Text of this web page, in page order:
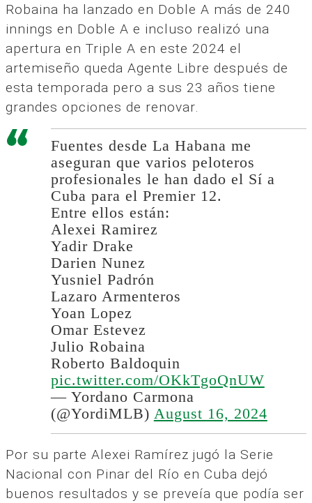
Robaina ha lanzado en Doble A más de 240
innings en Doble A e incluso realizó una
apertura en Triple A en este 2024 el
artemiseño queda Agente Libre después de
esta temporada pero a sus 23 años tiene
grandes opciones de renovar.
Fuentes desde La Habana me
aseguran que varios peloteros
profesionales le han dado el Sí a
Cuba para el Premier 12.
Entre ellos están:
Alexei Ramirez
Yadir Drake
Darien Nunez
Yusniel Padrón
Lazaro Armenteros
Yoan Lopez
Omar Estevez
Julio Robaina
Roberto Baldoquin
pic.twitter.com/OKkTgoQnUW
— Yordano Carmona
(@YordiMLB) August 16, 2024
Por su parte Alexei Ramírez jugó la Serie
Nacional con Pinar del Río en Cuba dejó
buenos resultados y se preveía que podía ser